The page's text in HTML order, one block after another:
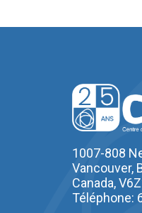
1007-808
Vancouver,
Canada,
Téléphone: